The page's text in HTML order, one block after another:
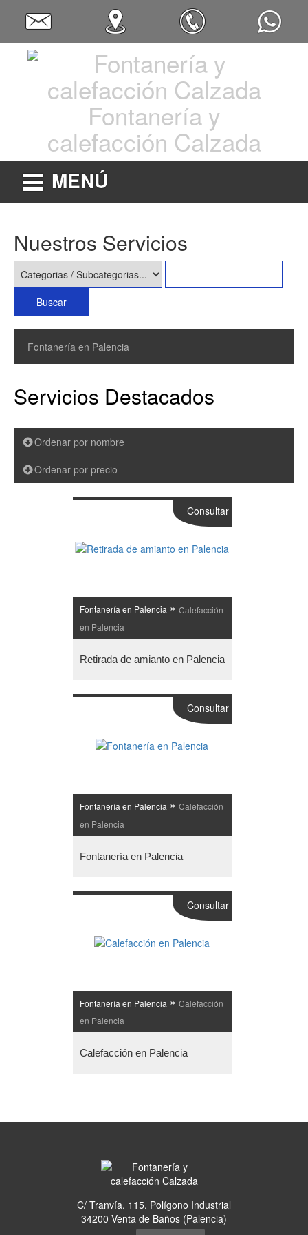
Fontanería y
calefacción Calzada
MENÚ
Nuestros Servicios
Fontanería en Palencia
Servicios Destacados
Ordenar por nombre
Ordenar por precio
Fontanería en Palencia » Calefacción
en Palencia
Retirada de amianto en Palencia
Consultar
Fontanería en Palencia » Calefacción
en Palencia
Fontanería en Palencia
Consultar
Fontanería en Palencia » Calefacción
en Palencia
Calefacción en Palencia
Consultar
C/ Tranvía, 115. Polígono Industrial
34200 Venta de Baños (Palencia)